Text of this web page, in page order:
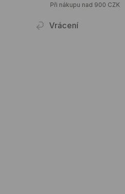
Při nákupu nad 900 CZK
Vrácení